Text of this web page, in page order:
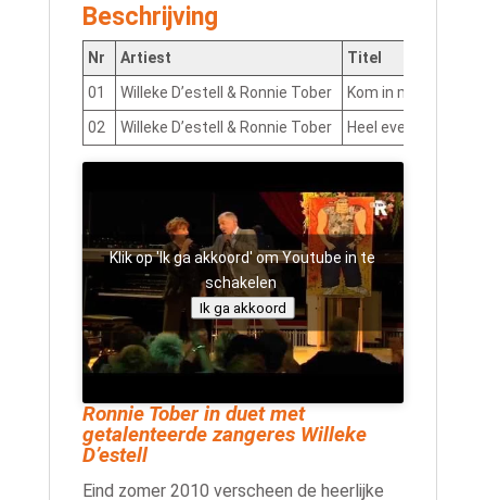
Beschrijving
Nr Artiest
Titel
01
Willeke D’estell & Ronnie Tober
Kom in mijn armen
02
Willeke D’estell & Ronnie Tober Heel even
Klik op 'Ik ga akkoord' om Youtube in te
schakelen
Ik ga akkoord
Ronnie Tober in duet met
getalenteerde zangeres Willeke
D’estell
Eind zomer 2010 verscheen de heerlijke